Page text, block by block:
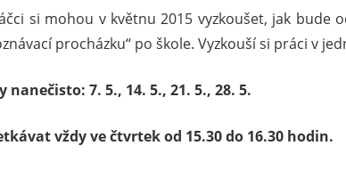
si mohou v květnu 2015 vyzkoušet, jak bude
procházku“ po škole. Vyzkouší si práci v
nanečisto: 7. 5., 14. 5., 21. 5., 28. 5.
vždy ve čtvrtek od 15.30 do 16.30 hodin.